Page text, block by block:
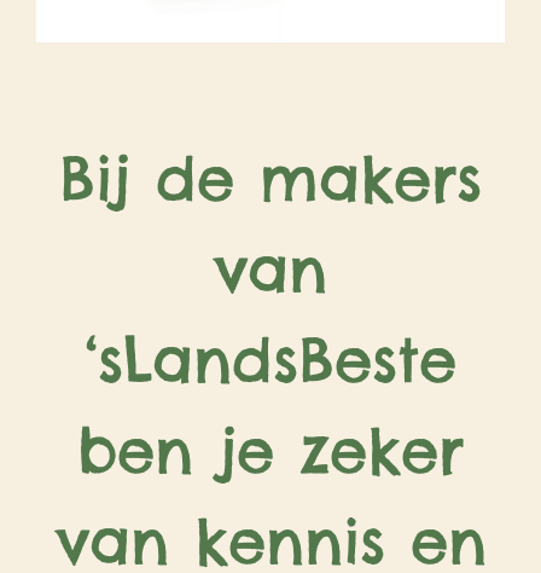
Bij de makers
van
‘sLandsBeste
ben je zeker
van kennis en